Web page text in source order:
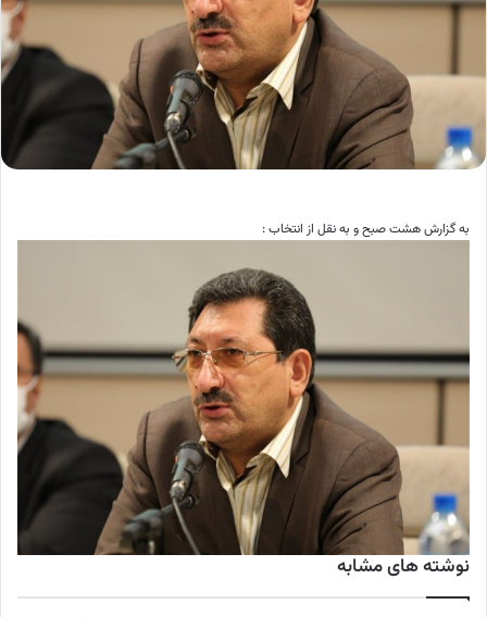
به گزارش هشت صبح و به نقل از انتخاب :
نوشته های مشابه